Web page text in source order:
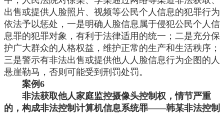
出售或提供人脸照片、视频等公民个人信息的犯罪行为
依法予以惩处，一是明确人脸信息属于侵犯公民个人信
息罪的犯罪对象，有利于法律适用的统一；二是充分保
护广大群众的人格权益，维护正常的生产和生活秩序；
三是警示有非法出售或提供他人人脸信息行为企图的人
悬崖勒马，否则可能受到刑罚处罚。
案例6
非法获取他人家庭监控摄像头控制权，情节严重
的，构成非法控制计算机信息系统罪——韩某非法控制